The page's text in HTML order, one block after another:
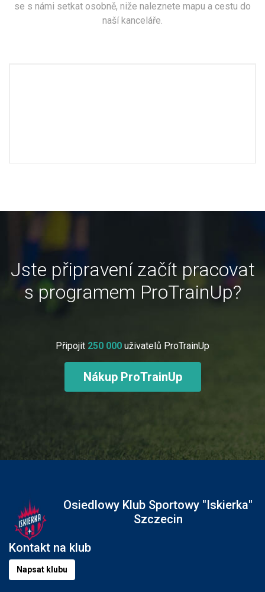
se s námi setkat osobně, niže naleznete mapu a cestu do
naší kanceláře.
Jste připravení začít pracovat
s programem ProTrainUp?
Připojit 250 000 uživatelů ProTrainUp
Nákup ProTrainUp
Osiedlowy Klub Sportowy "Iskierka"
Szczecin
Kontakt na klub
Napsat klubu